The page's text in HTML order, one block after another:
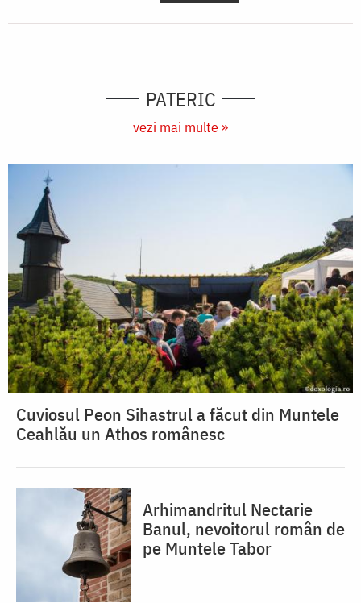
PATERIC
vezi mai multe »
Cuviosul Peon Sihastrul a făcut din Muntele
Ceahlău un Athos românesc
Arhimandritul Nectarie
Banul, nevoitorul român de
pe Muntele Tabor